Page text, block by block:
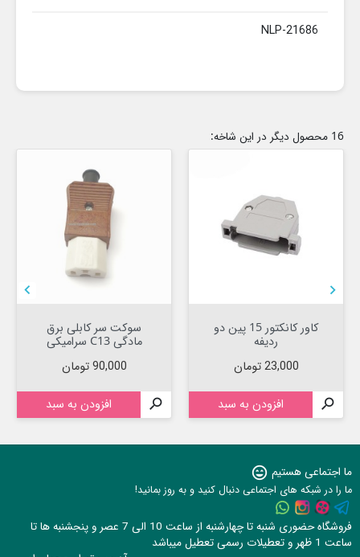
NLP-21686
16 محصول دیگر در این شاخه:

کاور کانکتور 15 پین دو
ردیفه
قیمت
23,000 تومان
 افزودن به سبد
سوکت سر کابلی برق
مادگی C13 سرامیکی
قیمت
90,000 تومان
 افزودن به سبد

ما اجتماعی هستیم sentiment_very_satisfied
ما را در شبکه های اجتماعی دنبال کنید و به روز بمانید!
فروشگاه حضوری شنبه تا چهارشنبه از ساعت 10 الی 7 عصر و پنجشنبه ها تا
ساعت 1 ظهر و تعطیلات رسمی تعطیل میباشد